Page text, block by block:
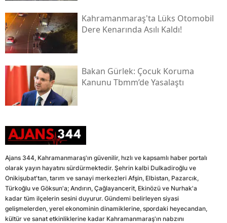
Kahramanmaraş'ta Lüks Otomobil
Dere Kenarında Asılı Kaldı!
Bakan Gürlek: Çocuk Koruma
Kanunu Tbmm’de Yasalaştı
Ajans 344, Kahramanmaraş'ın güvenilir, hızlı ve kapsamlı haber portalı
olarak yayın hayatını sürdürmektedir. Şehrin kalbi Dulkadiroğlu ve
Onikişubat'tan, tarım ve sanayi merkezleri Afşin, Elbistan, Pazarcık,
Türkoğlu ve Göksun'a; Andırın, Çağlayancerit, Ekinözü ve Nurhak'a
kadar tüm ilçelerin sesini duyurur. Gündemi belirleyen siyasi
gelişmelerden, yerel ekonominin dinamiklerine, spordaki heyecandan,
kültür ve sanat etkinliklerine kadar Kahramanmaraş'ın nabzını